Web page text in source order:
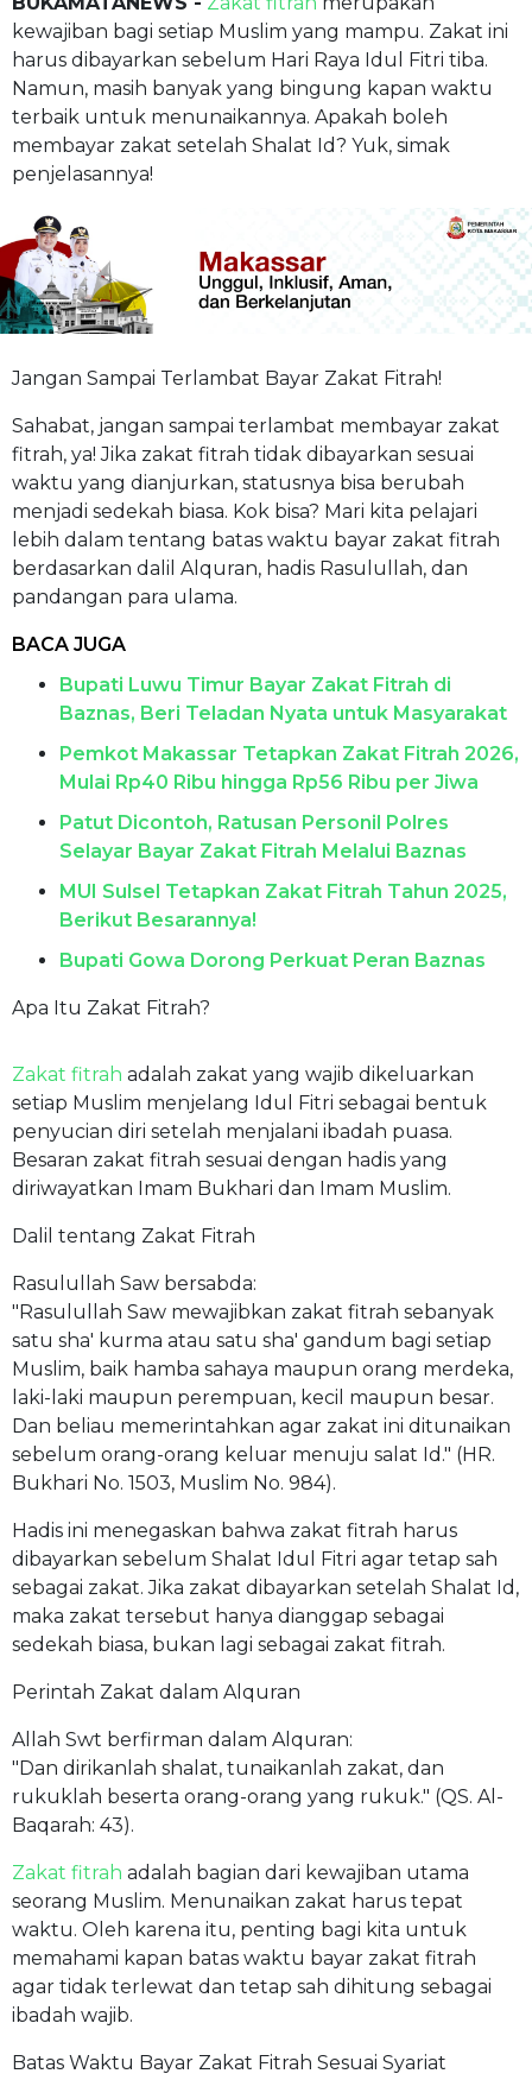
kewajiban bagi setiap Muslim yang mampu. Zakat ini
harus dibayarkan sebelum Hari Raya Idul Fitri tiba.
Namun, masih banyak yang bingung kapan waktu
terbaik untuk menunaikannya. Apakah boleh
membayar zakat setelah Shalat Id? Yuk, simak
penjelasannya!
Jangan Sampai Terlambat Bayar Zakat Fitrah!
Sahabat, jangan sampai terlambat membayar zakat
fitrah, ya! Jika zakat fitrah tidak dibayarkan sesuai
waktu yang dianjurkan, statusnya bisa berubah
menjadi sedekah biasa. Kok bisa? Mari kita pelajari
lebih dalam tentang batas waktu bayar zakat fitrah
berdasarkan dalil Alquran, hadis Rasulullah, dan
pandangan para ulama.
BACA JUGA
Bupati Luwu Timur Bayar Zakat Fitrah di
Baznas, Beri Teladan Nyata untuk Masyarakat
Pemkot Makassar Tetapkan Zakat Fitrah 2026,
Mulai Rp40 Ribu hingga Rp56 Ribu per Jiwa
Patut Dicontoh, Ratusan Personil Polres
Selayar Bayar Zakat Fitrah Melalui Baznas
MUI Sulsel Tetapkan Zakat Fitrah Tahun 2025,
Berikut Besarannya!
Bupati Gowa Dorong Perkuat Peran Baznas
Apa Itu Zakat Fitrah?
Zakat fitrah adalah zakat yang wajib dikeluarkan
setiap Muslim menjelang Idul Fitri sebagai bentuk
penyucian diri setelah menjalani ibadah puasa.
Besaran zakat fitrah sesuai dengan hadis yang
diriwayatkan Imam Bukhari dan Imam Muslim.
Dalil tentang Zakat Fitrah
Rasulullah Saw bersabda:
"Rasulullah Saw mewajibkan zakat fitrah sebanyak
satu sha' kurma atau satu sha' gandum bagi setiap
Muslim, baik hamba sahaya maupun orang merdeka,
laki-laki maupun perempuan, kecil maupun besar.
Dan beliau memerintahkan agar zakat ini ditunaikan
sebelum orang-orang keluar menuju salat Id." (HR.
Bukhari No. 1503, Muslim No. 984).
Hadis ini menegaskan bahwa zakat fitrah harus
dibayarkan sebelum Shalat Idul Fitri agar tetap sah
sebagai zakat. Jika zakat dibayarkan setelah Shalat Id,
maka zakat tersebut hanya dianggap sebagai
sedekah biasa, bukan lagi sebagai zakat fitrah.
Perintah Zakat dalam Alquran
Allah Swt berfirman dalam Alquran:
"Dan dirikanlah shalat, tunaikanlah zakat, dan
rukuklah beserta orang-orang yang rukuk." (QS. Al-
Baqarah: 43).
Zakat fitrah adalah bagian dari kewajiban utama
seorang Muslim. Menunaikan zakat harus tepat
waktu. Oleh karena itu, penting bagi kita untuk
memahami kapan batas waktu bayar zakat fitrah
agar tidak terlewat dan tetap sah dihitung sebagai
ibadah wajib.
Batas Waktu Bayar Zakat Fitrah Sesuai Syariat